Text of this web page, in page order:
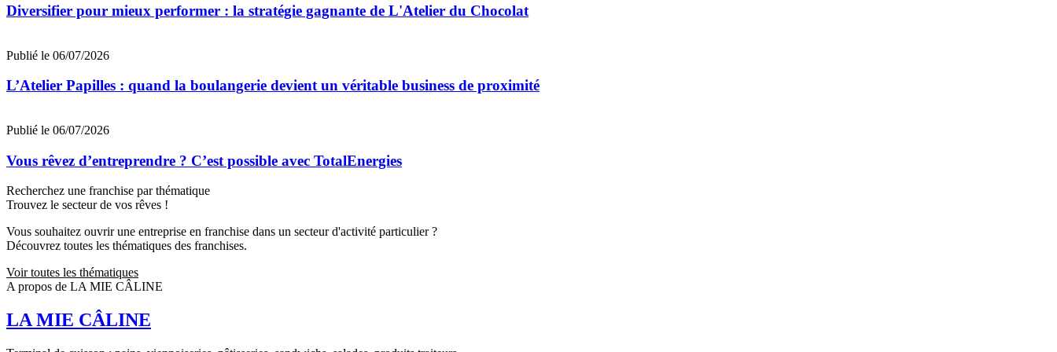
Diversifier pour mieux performer : la stratégie gagnante de L'Atelier du Chocolat
Publié le 06/07/2026
L’Atelier Papilles : quand la boulangerie devient un véritable business de proximité
Publié le 06/07/2026
Vous rêvez d’entreprendre ? C’est possible avec TotalEnergies
Recherchez une franchise par thématique
Trouvez le secteur de vos rêves !
Vous souhaitez ouvrir une entreprise en franchise dans un secteur d'activité particulier ?
Découvrez toutes les thématiques des franchises.
Voir toutes les thématiques
A propos de LA MIE CÂLINE
LA MIE CÂLINE